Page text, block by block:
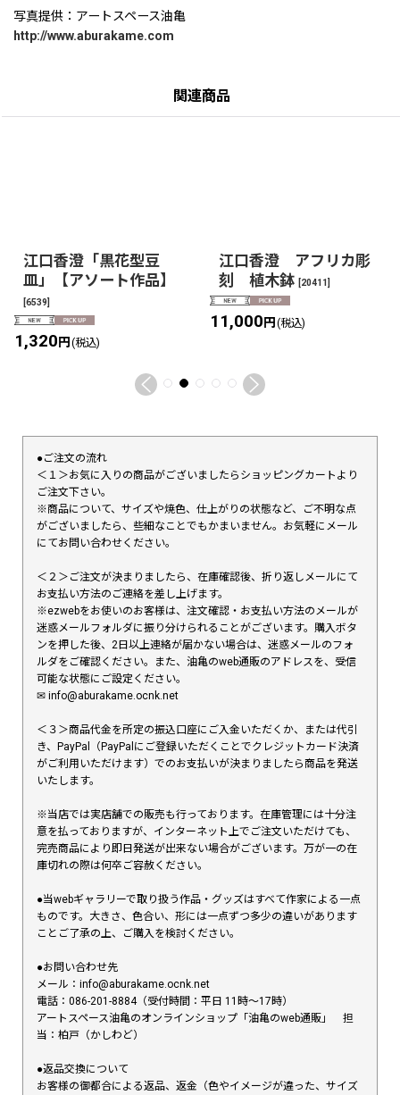
写真提供：アートスペース油亀
http://www.aburakame.com
関連商品
江口香澄「黒花型豆
皿」【アソート作品】
[6539]
1,320円 (税込)
江口香澄 アフリカ彫
刻 植木鉢 [20411]
11,000円 (税込)
●ご注文の流れ
＜１＞お気に入りの商品がございましたらショッピングカートより
ご注文下さい。
※商品について、サイズや焼色、仕上がりの状態など、ご不明な点
がございましたら、些細なことでもかまいません。お気軽にメール
にてお問い合わせください。
＜２＞ご注文が決まりましたら、在庫確認後、折り返しメールにて
お支払い方法のご連絡を差し上げます。
※ezwebをお使いのお客様は、注文確認・お支払い方法のメールが
迷惑メールフォルダに振り分けられることがございます。購入ボタ
ンを押した後、2日以上連絡が届かない場合は、迷惑メールのフォ
ルダをご確認ください。また、油亀のweb通販のアドレスを、受信
可能な状態にご設定ください。
✉︎ info@aburakame.ocnk.net
＜３＞商品代金を所定の振込口座にご入金いただくか、または代引
き、PayPal（PayPalにご登録いただくことでクレジットカード決済
がご利用いただけます）でのお支払いが決まりましたら商品を発送
いたします。
※当店では実店舗での販売も行っております。在庫管理には十分注
意を払っておりますが、インターネット上でご注文いただけても、
完売商品により即日発送が出来ない場合がございます。万が一の在
庫切れの際は何卒ご容赦ください。
●当webギャラリーで取り扱う作品・グッズはすべて作家による一点
ものです。大きさ、色合い、形には一点ずつ多少の違いがあります
ことご了承の上、ご購入を検討ください。
●お問い合わせ先
メール：info@aburakame.ocnk.net
電話：086-201-8884（受付時間：平日 11時〜17時）
アートスペース油亀のオンラインショップ「油亀のweb通販」 担
当：柏戸（かしわど）
●返品交換について
お客様の御都合による返品、返金（色やイメージが違った、サイズ